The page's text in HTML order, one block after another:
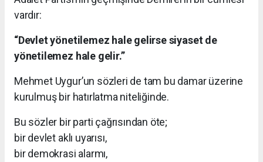
vardır:
“Devlet yönetilemez hale gelirse siyaset de
yönetilemez hale gelir.”
Mehmet Uygur’un sözleri de tam bu damar üzerine
kurulmuş bir hatırlatma niteliğinde.
Bu sözler bir parti çağrısından öte;
bir devlet aklı uyarısı,
bir demokrasi alarmı,